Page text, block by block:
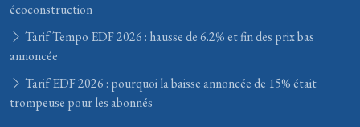
écoconstruction
Tarif Tempo EDF 2026 : hausse de 6.2% et fin des prix bas
annoncée
Tarif EDF 2026 : pourquoi la baisse annoncée de 15% était
trompeuse pour les abonnés